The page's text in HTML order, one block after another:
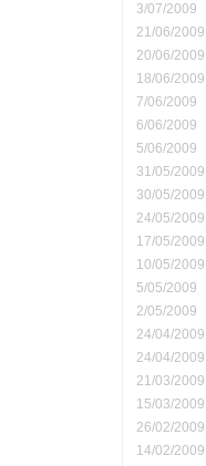
3/07/2009
21/06/2009
20/06/2009
18/06/2009
7/06/2009
6/06/2009
5/06/2009
31/05/2009
30/05/2009
24/05/2009
17/05/2009
10/05/2009
5/05/2009
2/05/2009
24/04/2009
24/04/2009
21/03/2009
15/03/2009
26/02/2009
14/02/2009